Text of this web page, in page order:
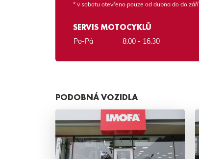
* v sobotu otevřeno pouze od dubna do do září
SERVIS MOTOCYKLŮ
Po-Pá 8:00 - 16:30
PODOBNÁ VOZIDLA